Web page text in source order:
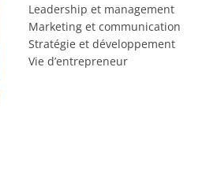
Leadership et management
Marketing et communication
Stratégie et développement
Vie d’entrepreneur